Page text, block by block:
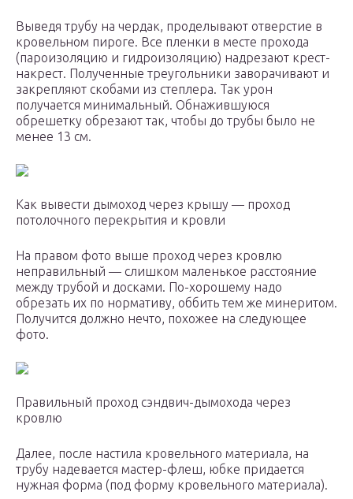
Выведя трубу на чердак, проделывают отверстие в
кровельном пироге. Все пленки в месте прохода
(пароизоляцию и гидроизоляцию) надрезают крест-
накрест. Полученные треугольники заворачивают и
закрепляют скобами из степлера. Так урон
получается минимальный. Обнажившуюся
обрешетку обрезают так, чтобы до трубы было не
менее 13 см.
Как вывести дымоход через крышу — проход
потолочного перекрытия и кровли
На правом фото выше проход через кровлю
неправильный — слишком маленькое расстояние
между трубой и досками. По-хорошему надо
обрезать их по нормативу, оббить тем же минеритом.
Получится должно нечто, похожее на следующее
фото.
Правильный проход сэндвич-дымохода через
кровлю
Далее, после настила кровельного материала, на
трубу надевается мастер-флеш, юбке придается
нужная форма (под форму кровельного материала).